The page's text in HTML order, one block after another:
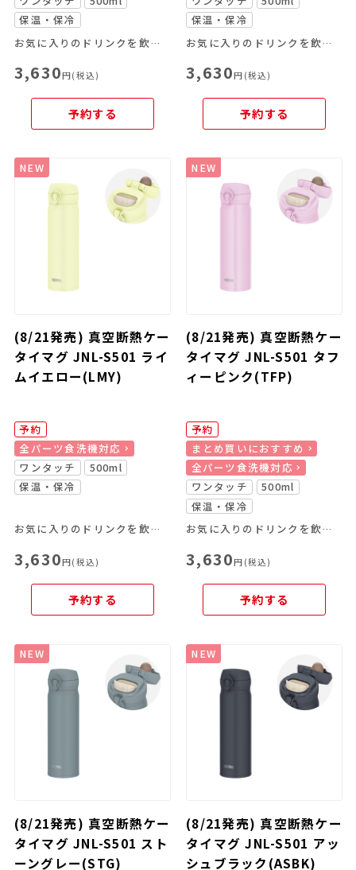
保温・保冷
お気に入りのドリンクを飲み頃温度で、いつでもどこでも楽しめる
3,630円(税込)
予約する
保温・保冷
お気に入りのドリンクを飲み頃温度で、いつでもどこでも楽しめる
3,630円(税込)
予約する
NEW
(8/21発売) 真空断熱ケー
タイマグ JNL-S501 ライ
ムイエロー(LMY)
予約
全パーツ食洗機対応
ワンタッチ
500ml
保温・保冷
お気に入りのドリンクを飲み頃温度で、いつでもどこでも楽しめる
3,630円(税込)
予約する
NEW
(8/21発売) 真空断熱ケー
タイマグ JNL-S501 タフ
ィーピンク(TFP)
予約
まとめ買いにおすすめ
全パーツ食洗機対応
ワンタッチ
500ml
保温・保冷
お気に入りのドリンクを飲み頃温度で、いつでもどこでも楽しめる
3,630円(税込)
予約する
NEW
(8/21発売) 真空断熱ケー
タイマグ JNL-S501 スト
ーングレー(STG)
NEW
(8/21発売) 真空断熱ケー
タイマグ JNL-S501 アッ
シュブラック(ASBK)